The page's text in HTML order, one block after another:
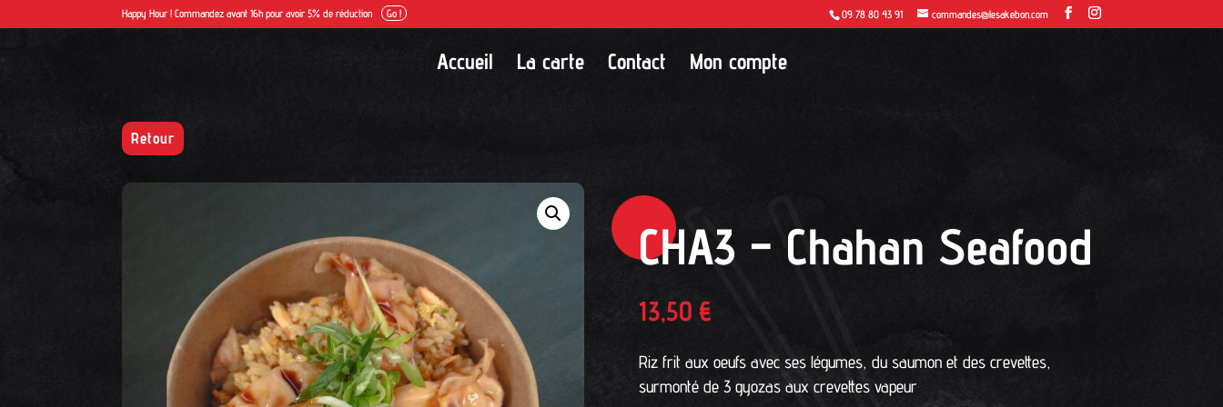
Happy Hour ! Commandez avant 16h pour avoir 5% de réduction Go ! 09 78 80 43 91 commandes@lesakebon.com
Accueil La carte Contact Mon compte
Retour
CHA3 – Chahan Seafood
13,50 €
Riz frit aux oeufs avec ses légumes, du saumon et des crevettes,
surmonté de 3 gyozas aux crevettes vapeur